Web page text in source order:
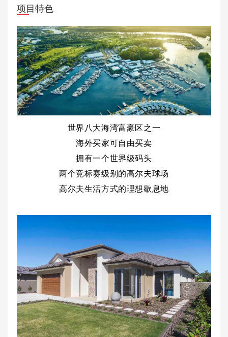
项目特色
世界八大海湾富豪区之一
海外买家可自由买卖
拥有一个世界级码头
两个竞标赛级别的高尔夫球场
高尔夫生活方式的理想歇息地